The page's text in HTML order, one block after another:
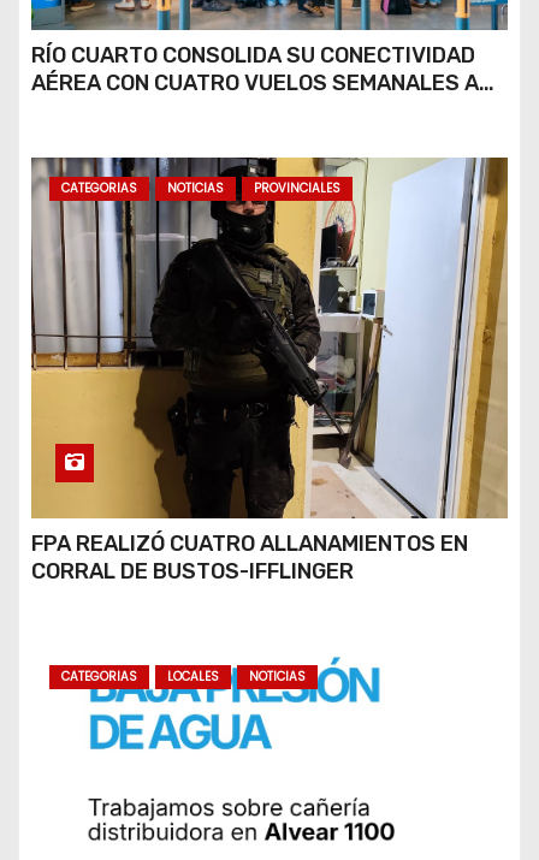
RÍO CUARTO CONSOLIDA SU CONECTIVIDAD
AÉREA CON CUATRO VUELOS SEMANALES A
CATEGORIAS NOTICIAS PROVINCIALES
FPA REALIZÓ CUATRO ALLANAMIENTOS EN
CORRAL DE BUSTOS-IFFLINGER
CATEGORIAS LOCALES NOTICIAS